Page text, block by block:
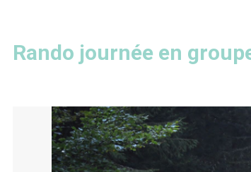
Rando journée en